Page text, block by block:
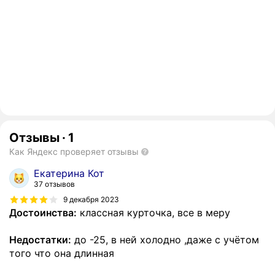
Отзывы · 1
Как Яндекс проверяет отзывы
Екатерина Кот
37 отзывов
9 декабря 2023
Достоинства: классная курточка, все в меру
Недостатки: до -25, в ней холодно ,даже с учётом
того что она длинная